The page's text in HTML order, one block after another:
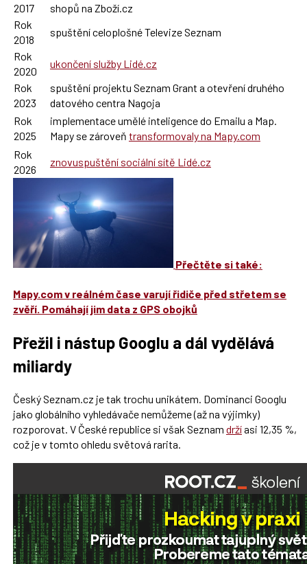
2017
shopů na Zboží.cz
Rok
2018
spuštění celoplošné Televize Seznam
Rok
2020
ukončení služby Lidé.cz
Rok
2023
spuštění projektu Seznam Grant a otevření druhého
datového centra Nagoja
Rok
2025
implementace umělé inteligence do Emailu a Map.
Mapy se zároveň transformovaly na Mapy.com
Rok
2026
znovuspuštění sociální sítě Lidé.cz
Přečtěte si také:
Mapy.com v reálném čase varují řidiče před střetem se
zvěří. Pomáhají jim data z GPS obojků
Přežil i nástup Googlu a dál vydělává
miliardy
Český Seznam.cz je tak trochu unikátem. Dominanci Googlu
jako globálního vyhledávače nemůžeme (až na výjimky)
rozporovat. V České republice si však Seznam držíasi 12,35 %,
což je v tomto ohledu světová rarita.